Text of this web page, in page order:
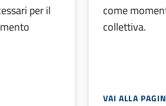
per il
come
collettiva.
VAI ALLA